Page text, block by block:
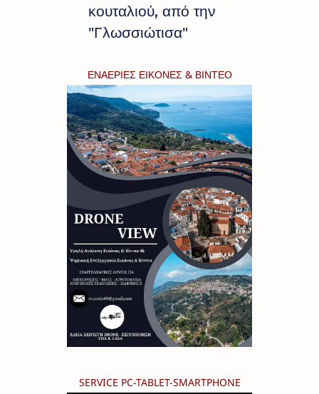
κουταλιού, από την
"Γλωσσιώτισα"
ΕΝΑΕΡΙΕΣ ΕΙΚΟΝΕΣ & ΒΙΝΤΕΟ
SERVICE PC-TABLET-SMARTPHONE